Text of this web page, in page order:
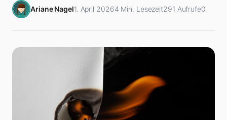
Ariane Nagel1. April 20264 Min. Lesezeit291 Aufrufe0